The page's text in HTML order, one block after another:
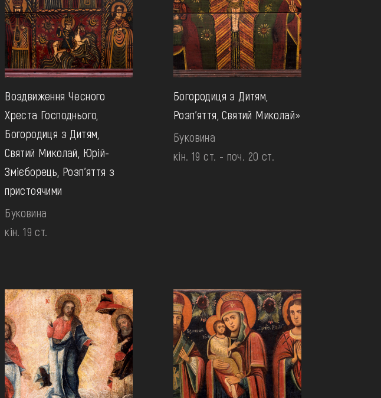
Воздвиження Чесного
Хреста Господнього,
Богородиця з Дитям,
Святий Миколай, Юрій-
Змієборець, Розп’яття з
пристоячими
Буковина
кін. 19 ст.
Богородиця з Дитям,
Розп’яття, Святий Миколай»
Буковина
кін. 19 ст. - поч. 20 ст.